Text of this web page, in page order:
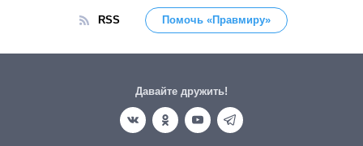
RSS Помочь «Правмиру»
Давайте дружить!